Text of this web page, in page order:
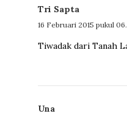
Tri Sapta
16 Februari 2015 pukul
Tiwadak dari Tanah
Una